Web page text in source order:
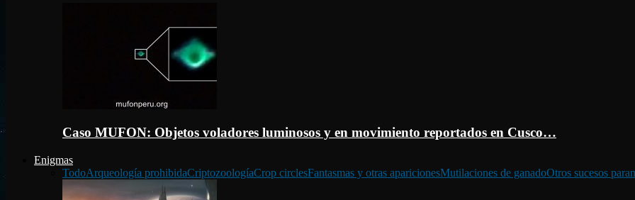
Caso MUFON: Objetos voladores luminosos y en movimiento reportados en Cusco…
Enigmas
TodoArqueología prohibidaCriptozoologíaCrop circlesFantasmas y otras aparicionesMutilaciones de ganadoOtros sucesos